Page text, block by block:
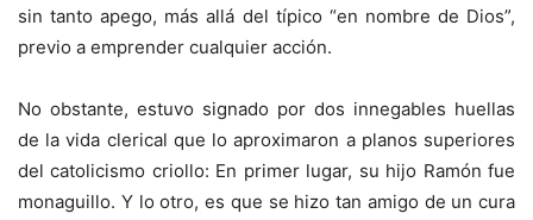
sin tanto apego, más allá del típico “en nombre de Dios”,
previo a emprender cualquier acción.
No obstante, estuvo signado por dos innegables huellas
de la vida clerical que lo aproximaron a planos superiores
del catolicismo criollo: En primer lugar, su hijo Ramón fue
monaguillo. Y lo otro, es que se hizo tan amigo de un cura